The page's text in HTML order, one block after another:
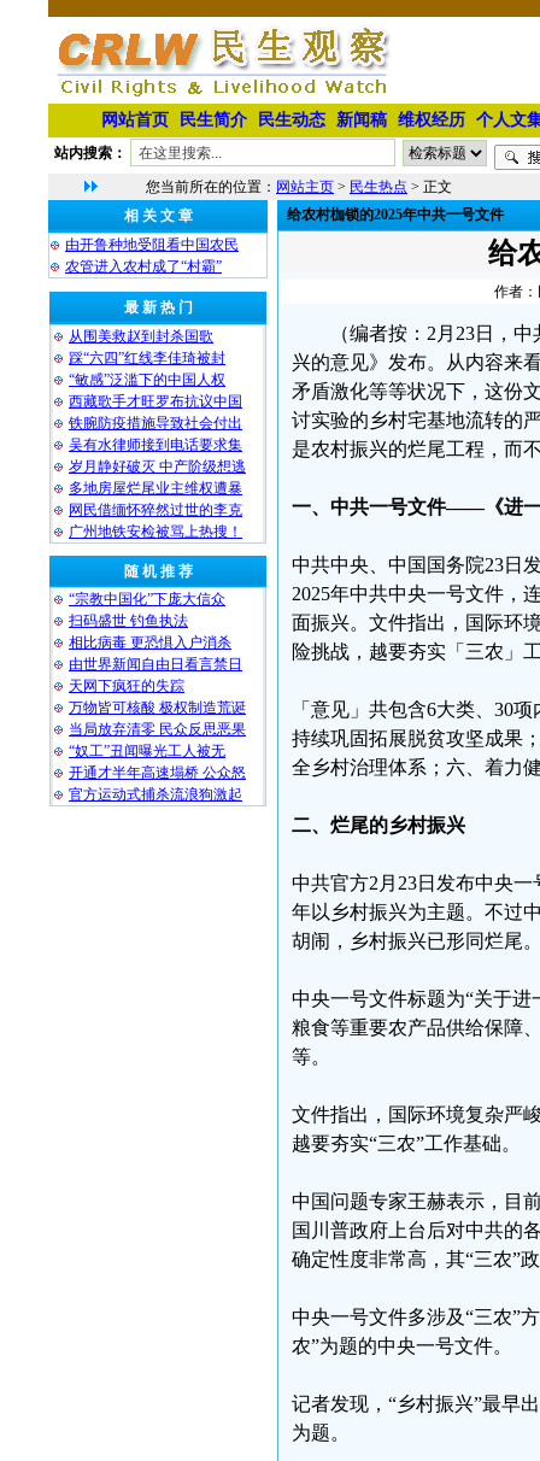
网站首页 民生简介 民生动态 新闻稿 维权经历 个人文
站内搜索：
您当前所在的位置： 网站主页 > 民生热点 > 正文
相 关 文 章
由开鲁种地受阻看中国农民
农管进入农村成了“村霸”
最 新 热 门
从围美救赵到封杀国歌
踩“六四”红线李佳琦被封
“敏感”泛滥下的中国人权
西藏歌手才旺罗布抗议中国
铁腕防疫措施导致社会付出
吴有水律师接到电话要求集
岁月静好破灭 中产阶级想逃
多地房屋烂尾业主维权遭暴
网民借缅怀猝然过世的李克
广州地铁安检被骂上热搜！
随 机 推 荐
“宗教中国化”下庞大信众
扫码盛世 钓鱼执法
相比病毒 更恐惧入户消杀
由世界新闻自由日看言禁日
天网下疯狂的失踪
万物皆可核酸 极权制造荒诞
当局放弃清零 民众反思恶果
“奴工”丑闻曝光工人被无
开通才半年高速塌桥 公众怒
官方运动式捕杀流浪狗激起
给农村枷锁的2025年中共一号文件
给
作者：
（编者按：2月23日，
兴的意见》发布。从内容来
矛盾激化等等状况下，这份
讨实验的乡村宅基地流转的
是农村振兴的烂尾工程，而
一、中共一号文件——《进
中共中央、中国国务院23日
2025年中共中央一号文件，
面振兴。文件指出，国际环
险挑战，越要夯实「三农」
「意见」共包含6大类、30
持续巩固拓展脱贫攻坚成果
全乡村治理体系；六、着力
二、烂尾的乡村振兴
中共官方2月23日发布中央
年以乡村振兴为主题。不过
胡闹，乡村振兴已形同烂尾
中央一号文件标题为“关于
粮食等重要农产品供给保障
等。
文件指出，国际环境复杂严
越要夯实“三农”工作基础。
中国问题专家王赫表示，目
国川普政府上台后对中共的
确定性度非常高，其“三农”
中央一号文件多涉及“三农”
农”为题的中央一号文件。
记者发现，“乡村振兴”最早
为题。